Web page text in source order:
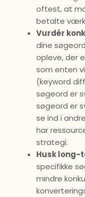
oftest, at
betalte
Vurdér
dine
opleve, der
som enten vil
(keyword
søgeord er
søgeord er
se ind i
har
strategi.
Husk long-
specifikke
mindre